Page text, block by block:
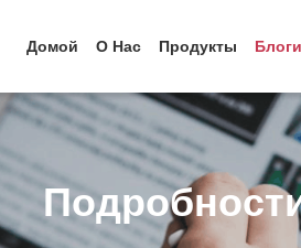
Домой О Нас Продукты Блоги